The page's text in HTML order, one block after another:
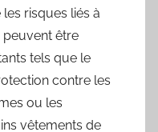
risques liés à
peuvent être
tels que le
contre les
ou les
vêtements de